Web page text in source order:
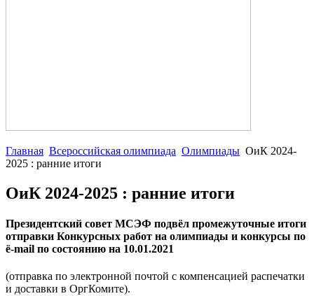
Главная Всероссийская олимпиада Олимпиады ОиК 2024-
2025 : ранние итоги
ОиК 2024-2025 : ранние итоги
Президентский совет МСЭФ подвёл промежуточные итоги
отправки Конкурсных работ на олимпиады и конкурсы по
ё-mail по состоянию на 10.01.2021
(отправка по электронной почтой с компенсацией распечатки
и доставки в ОргКомите).